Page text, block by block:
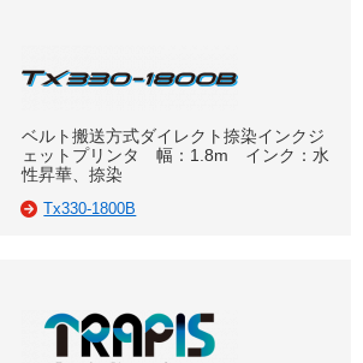
ベルト搬送方式ダイレクト捺染インクジ
ェットプリンタ 幅：1.8m インク：水
性昇華、捺染
Tx330-1800B